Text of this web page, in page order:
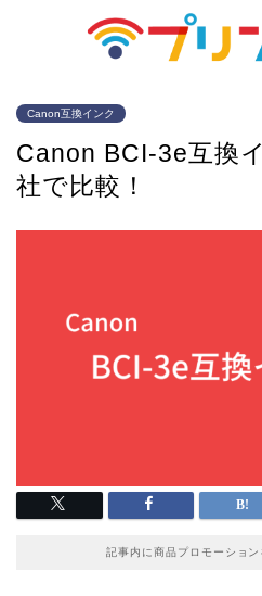
Canon互換インク
Canon BCI-3e互換
社で比較！
記事内に商品プロモーショ